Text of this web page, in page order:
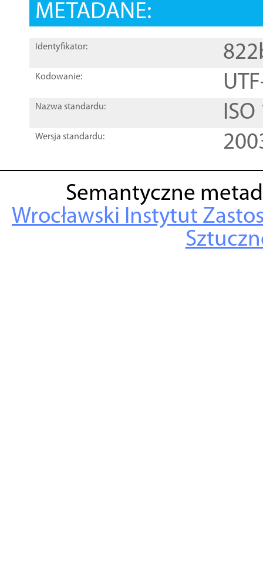
METADANE:
Identyfikator:
Kodowanie:
Nazwa standardu:
Wersja standardu:
Semantyczne
Wrocławski Instytut